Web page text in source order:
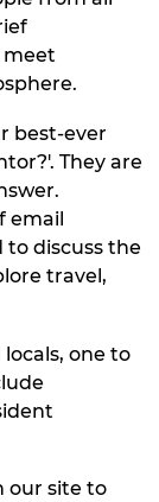
meet
best-ever
They are
email
discuss the
travel,
one to
our site to